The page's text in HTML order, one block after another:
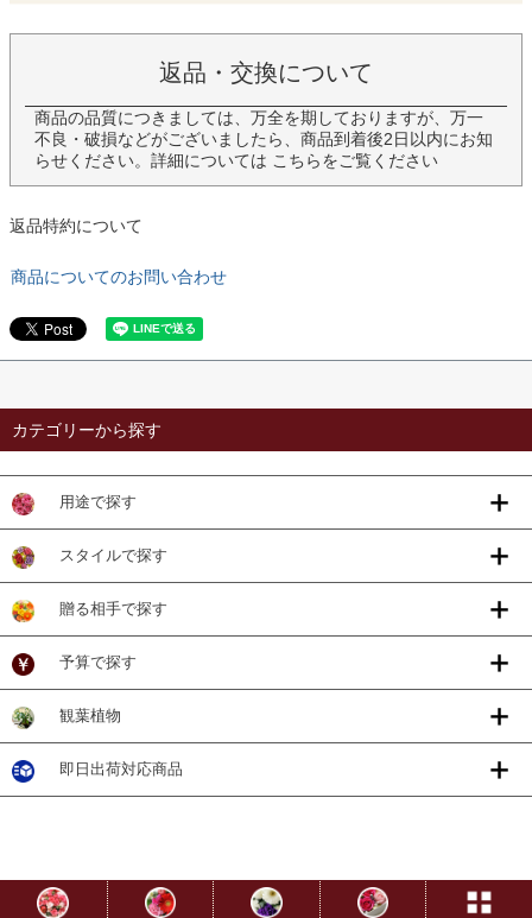
返品・交換について
商品の品質につきましては、万全を期しておりますが、万一
不良・破損などがございましたら、商品到着後2日以内にお知
らせください。詳細については こちらをご覧ください
返品特約について
商品についてのお問い合わせ
カテゴリーから探す
用途で探す
スタイルで探す
贈る相手で探す
予算で探す
観葉植物
即日出荷対応商品